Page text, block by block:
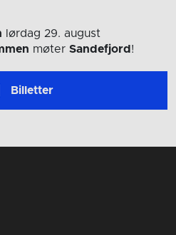
lørdag 29. august
møter Sandefjord !
Billetter